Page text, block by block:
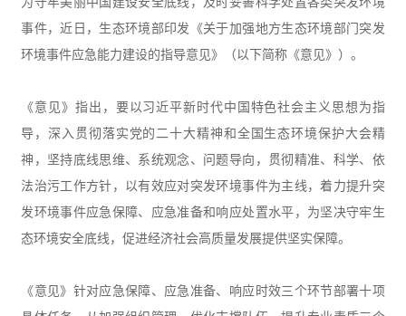
事件，近日，生态环境部印发《关于加强地方生态环境部门突发
环境事件应急能力建设的指导意见》（以下简称《意见》）。
《意见》指出，要以习近平新时代中国特色社会主义思想为指
导，深入贯彻落实党的二十大精神和全国生态环境保护大会精
神，坚持底线思维、系统观念、问题导向，贯彻精准、科学、依
法治污工作方针，以有效应对突发环境事件为主线，着力提升突
发环境事件应急保障、应急准备和响应处置水平，为坚决守牢生
态环境安全底线，促进经济社会高质量发展提供坚实保障。
《意见》针对应急保障、应急准备、响应时效三个环节部署十项